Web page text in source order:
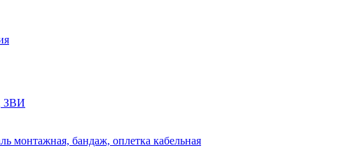
ЗВИ
монтажная, бандаж, оплетка кабельная